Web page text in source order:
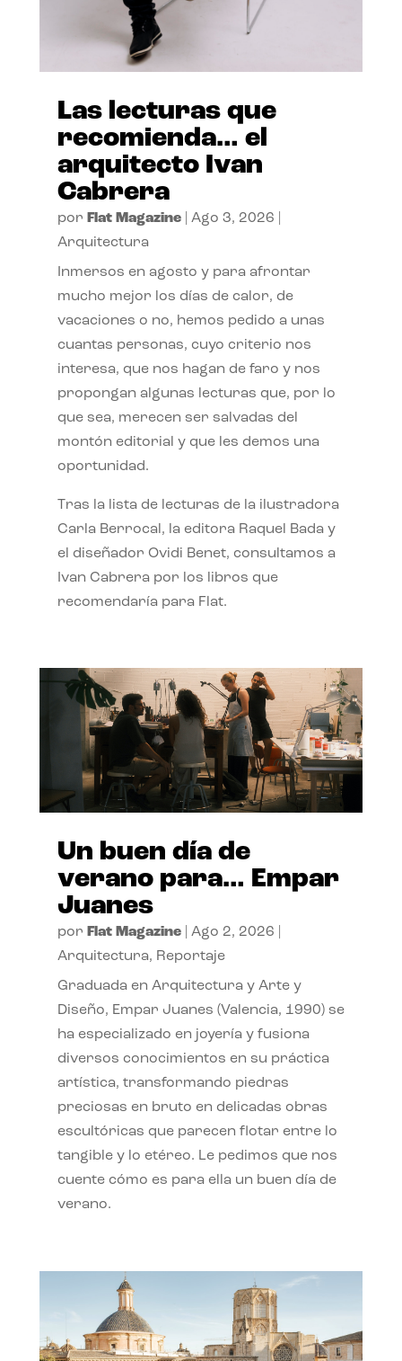
Las lecturas que
recomienda… el
arquitecto Ivan
Cabrera
por Flat Magazine| Ago 3, 2026
Arquitectura
Inmersos en agosto y para afrontar
mucho mejor los días de calor, de
vacaciones o no, hemos pedido a unas
cuantas personas, cuyo criterio nos
interesa, que nos hagan de faro y nos
propongan algunas lecturas que, por lo
que sea, merecen ser salvadas del
montón editorial y que les demos una
oportunidad.
Tras la lista de lecturas de la ilustradora
Carla Berrocal, la editora Raquel Bada y
el diseñador Ovidi Benet, consultamos a
Ivan Cabrera por los libros que
recomendaría para Flat.
Un buen día de
verano para… Empar
Juanes
por Flat Magazine| Ago 2, 2026
Arquitectura, Reportaje
Graduada en Arquitectura y Arte y
Diseño, Empar Juanes (Valencia, 1990) se
ha especializado en joyería y fusiona
diversos conocimientos en su práctica
artística, transformando piedras
preciosas en bruto en delicadas obras
escultóricas que parecen flotar entre lo
tangible y lo etéreo. Le pedimos que nos
cuente cómo es para ella un buen día de
verano.